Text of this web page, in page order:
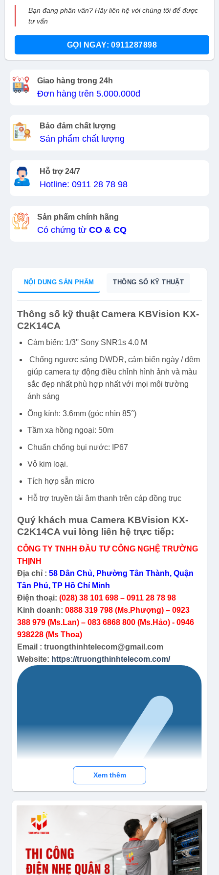
Bạn đang phân vân? Hãy liên hệ với chúng tôi để được
tư vấn
GỌI NGAY: 0911287898
Giao hàng trong 24h
Đơn hàng trên 5.000.000đ
Bảo đảm chất lượng
Sản phẩm chất lượng
Hỗ trợ 24/7
Hotline: 0911 28 78 98
Sản phẩm chính hãng
Có chứng từ CO & CQ
NỘI DUNG SẢN PHẨM THÔNG SỐ KỸ THUẬT
Thông số kỹ thuật Camera KBVision KX-
C2K14CA
Cảm biến: 1/3'' Sony SNR1s 4.0 M
Chống ngược sáng DWDR, cảm biến ngày / đêm
giúp camera tự động điều chỉnh hình ảnh và màu
sắc đẹp nhất phù hợp nhất với mọi môi trường
ánh sáng
Ống kính: 3.6mm (góc nhìn 85°)
Tầm xa hồng ngoại: 50m
Chuẩn chống bụi nước: IP67
Vỏ kim loại.
Tích hợp sẵn micro
Hỗ trợ truyền tải âm thanh trên cáp đồng trục
Quý khách mua Camera KBVision KX-
C2K14CA vui lòng liên hệ trực tiếp:
CÔNG TY TNHH ĐẦU TƯ CÔNG NGHỆ TRƯỜNG
THỊNH
Địa chỉ : 58 Dân Chủ, Phường Tân Thành, Quận
Tân Phú, TP Hồ Chí Minh
Điện thoại: (028) 38 101 698 – 0911 28 78 98
Kinh doanh: 0888 319 798 (Ms.Phượng) – 0923
388 979 (Ms.Lan) – 083 6868 800 (Ms.Hảo) - 0946
938228 (Ms Thoa)
Email : truongthinhtelecom@gmail.com
Website: https://truongthinhtelecom.com/
Facebook:https://www.facebook.com/
Xem thêm